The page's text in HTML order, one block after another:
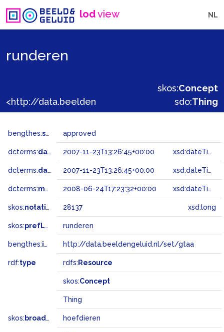
lodview NL
runderen
skos:Concept
sdo:Thing
bengthes:status approved
dcterms:dateAccepted 2007-11-23T13:26:45+00:00 xsd:dateTime
dcterms:dateSubmitted 2007-11-23T13:26:45+00:00 xsd:dateTime
dcterms:modified 2008-06-24T17:23:32+00:00 xsd:dateTime
skos:notation 28137 xsd:long
skos:prefLabel runderen
bengthes:inSet http://data.beeldengeluid.nl/set/gtaa
rdf:type rdfs: Resource
skos:Concept
Thing
skos: broader hoefdieren